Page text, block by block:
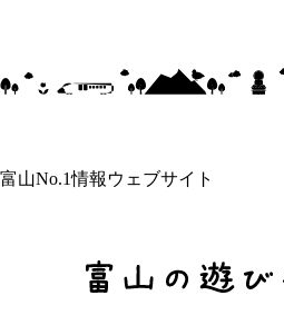
富山No.1情報ウェブサイト